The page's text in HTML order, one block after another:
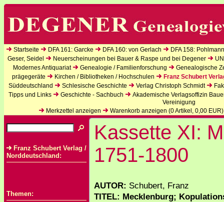
Startseite DFA 161: Garcke DFA 160: von Gerlach
DFA 158:
Geser, Seidel
Neuerscheinungen bei Bauer & Raspe und bei Degener
Modernes Antiquariat
Genealogie / Familienforschung
Genealogische
prägegeräte
Kirchen / Bibliotheken / Hochschulen
Franz Schubert
Süddeutschland
Schlesische Geschichte Verlag Christoph Schmidt
Tipps und Links
Geschichte - Sachbuch
Akademische Verlagsoffizin
Vereinigung
Merkzettel anzeigen
Warenkorb anzeigen (0Artikel, 0,00 EUR)
Franz Schubert Verlag /
Norddeutschland:
Themen:
Kassette XI:
1751-1800
AUTOR: Schubert, Franz
TITEL: Mecklenburg;